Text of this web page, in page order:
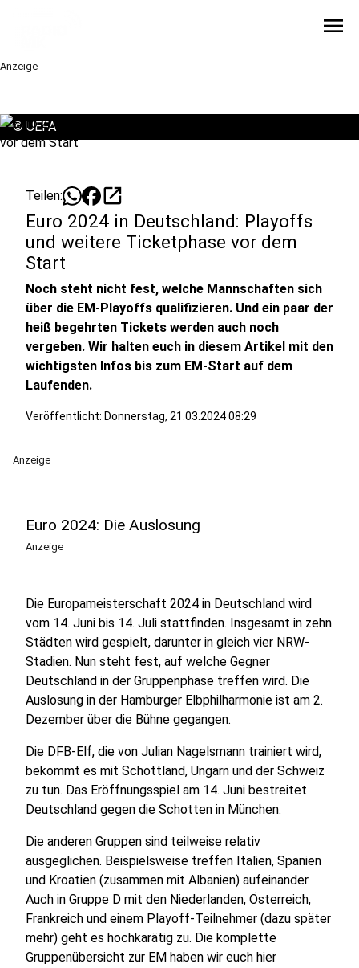
menu
Anzeige
© UEFA
Teilen: open_in_new
Euro 2024 in Deutschland: Playoffs
und weitere Ticketphase vor dem
Start
Noch steht nicht fest, welche Mannschaften sich
über die EM-Playoffs qualifizieren. Und ein paar der
heiß begehrten Tickets werden auch noch
vergeben. Wir halten euch in diesem Artikel mit den
wichtigsten Infos bis zum EM-Start auf dem
Laufenden.
Veröffentlicht: Donnerstag, 21.03.2024 08:29
Anzeige
Euro 2024: Die Auslosung
Anzeige
Die Europameisterschaft 2024 in Deutschland wird
vom 14. Juni bis 14. Juli stattfinden. Insgesamt in zehn
Städten wird gespielt, darunter in gleich vier NRW-
Stadien. Nun steht fest, auf welche Gegner
Deutschland in der Gruppenphase treffen wird. Die
Auslosung in der Hamburger Elbphilharmonie ist am 2.
Dezember über die Bühne gegangen.
Die DFB-Elf, die von Julian Nagelsmann trainiert wird,
bekommt es mit Schottland, Ungarn und der Schweiz
zu tun. Das Eröffnungsspiel am 14. Juni bestreitet
Deutschland gegen die Schotten in München.
Die anderen Gruppen sind teilweise relativ
ausgeglichen. Beispielsweise treffen Italien, Spanien
und Kroatien (zusammen mit Albanien) aufeinander.
Auch in Gruppe D mit den Niederlanden, Österreich,
Frankreich und einem Playoff-Teilnehmer (dazu später
mehr) geht es hochkarätig zu. Die komplette
Gruppenübersicht zur EM haben wir euch hier